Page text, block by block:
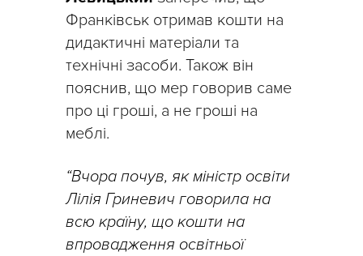
Франківськ отримав кошти на
дидактичні матеріали та
технічні засоби. Також він
пояснив, що мер говорив саме
про ці гроші, а не гроші на
меблі.
“Вчора почув, як міністр освіти
Лілія Гриневич говорила на
всю країну, що кошти на
впровадження освітньої